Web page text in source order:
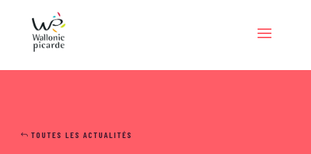
TOUTES LES ACTUALITÉS